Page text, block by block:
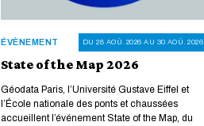
ÉVÈNEMENT DU 28 AOÛ. 2026 AU 30 AOÛ. 2026
State of the Map 2026
Géodata Paris, l’Université Gustave Eiffel et
l’École nationale des ponts et chaussées
accueillent l’événement State of the Map, du